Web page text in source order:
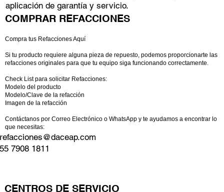
aplicación de garantía y servicio.
COMPRAR REFACCIONES
Compra tus Refacciones Aquí
Si tu producto requiere alguna pieza de repuesto, podemos proporcionarte las
refacciones originales para que tu equipo siga funcionando correctamente.
Check List para solicitar Refacciones:
Modelo del producto
Modelo/Clave de la refacción
Imagen de la refacción
Contáctanos por Correo Electrónico o WhatsApp y te ayudamos a encontrar lo
que necesitas:
7908 1811
CENTROS DE SERVICIO